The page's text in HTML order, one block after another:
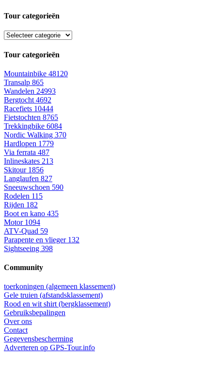
Tour categorieën
Tour categorieën
Mountainbike 48120
Transalp 865
Wandelen 24993
Bergtocht 4692
Racefiets 10444
Fietstochten 8765
Trekkingbike 6084
Nordic Walking 370
Hardlopen 1779
Via ferrata 487
Inlineskates 213
Skitour 1856
Langlaufen 827
Sneeuwschoen 590
Rodelen 115
Rijden 182
Boot en kano 435
Motor 1094
ATV-Quad 59
Parapente en vlieger 132
Sightseeing 398
Community
toerkoningen (algemeen klassement)
Gele truien (afstandsklassement)
Rood en wit shirt (bergklassement)
Gebruiksbepalingen
Over ons
Contact
Gegevensbescherming
Adverteren op GPS-Tour.info